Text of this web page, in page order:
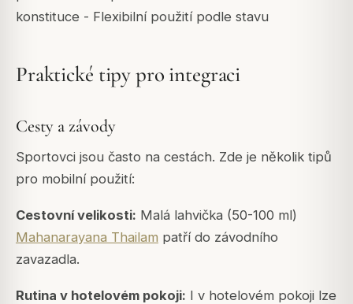
konstituce - Flexibilní použití podle stavu
Praktické tipy pro integraci
Cesty a závody
Sportovci jsou často na cestách. Zde je několik tipů
pro mobilní použití:
Cestovní velikosti: Malá lahvička (50-100 ml)
Mahanarayana Thailam patří do závodního
zavazadla.
Rutina v hotelovém pokoji: I v hotelovém pokoji lze